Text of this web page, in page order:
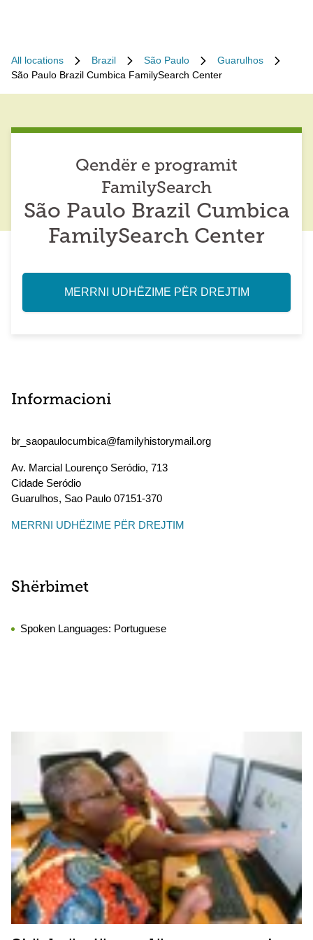
All locations Brazil São Paulo
Guarulhos
São Paulo Brazil Cumbica FamilySearch Center
Qendër e programit
FamilySearch
São Paulo Brazil Cumbica
FamilySearch Center
MERRNI UDHËZIME PËR DREJTIM
Informacioni
br_saopaulocumbica@familyhistorymail.org
Av. Marcial Lourenço Seródio, 713
Cidade Seródio
Guarulhos, Sao Paulo 07151-370
MERRNI UDHËZIME PËR DREJTIM
Shërbimet
Spoken Languages: Portuguese